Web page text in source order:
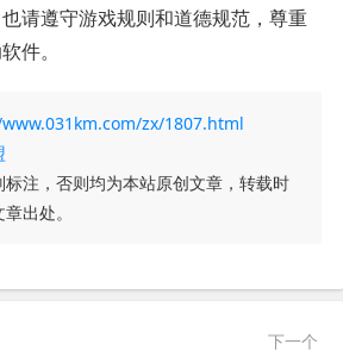
请遵守游戏规则和道德规范，尊重
件。
zx/1807.html
标注，否则均为本站原创文章，转载时
出处。
下一个